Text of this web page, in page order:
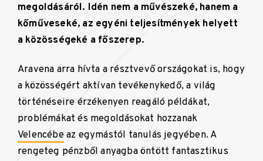
megoldásáról. Idén nem a művészeké, hanem a
kőműveseké, az egyéni teljesítmények helyett
a közösségeké a főszerep.
Aravena arra hívta a résztvevő országokat is, hogy
a közösségért aktívan tevékenykedő, a világ
történéseire érzékenyen reagáló példákat,
problémákat és megoldásokat hozzanak
Velencébeaz egymástól tanulás jegyében. A
rengeteg pénzből anyagba öntött fantasztikus